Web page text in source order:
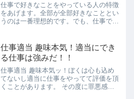
仕事で好きなことをやっている人の特徴
をあげます。全部が全部好きなこととい
うのは一番理想的です。でも、仕事で好
いないかの差だけだと思いますが、仕事
で好きなことをやっている...
仕事適当 趣味本気！適当にでき
る仕事は強みだ！！
仕事適当 趣味本気ッ！ぼくは心も込め
てないし適当に仕事をやってて評価を頂
くことがあります。 その度に罪悪感を